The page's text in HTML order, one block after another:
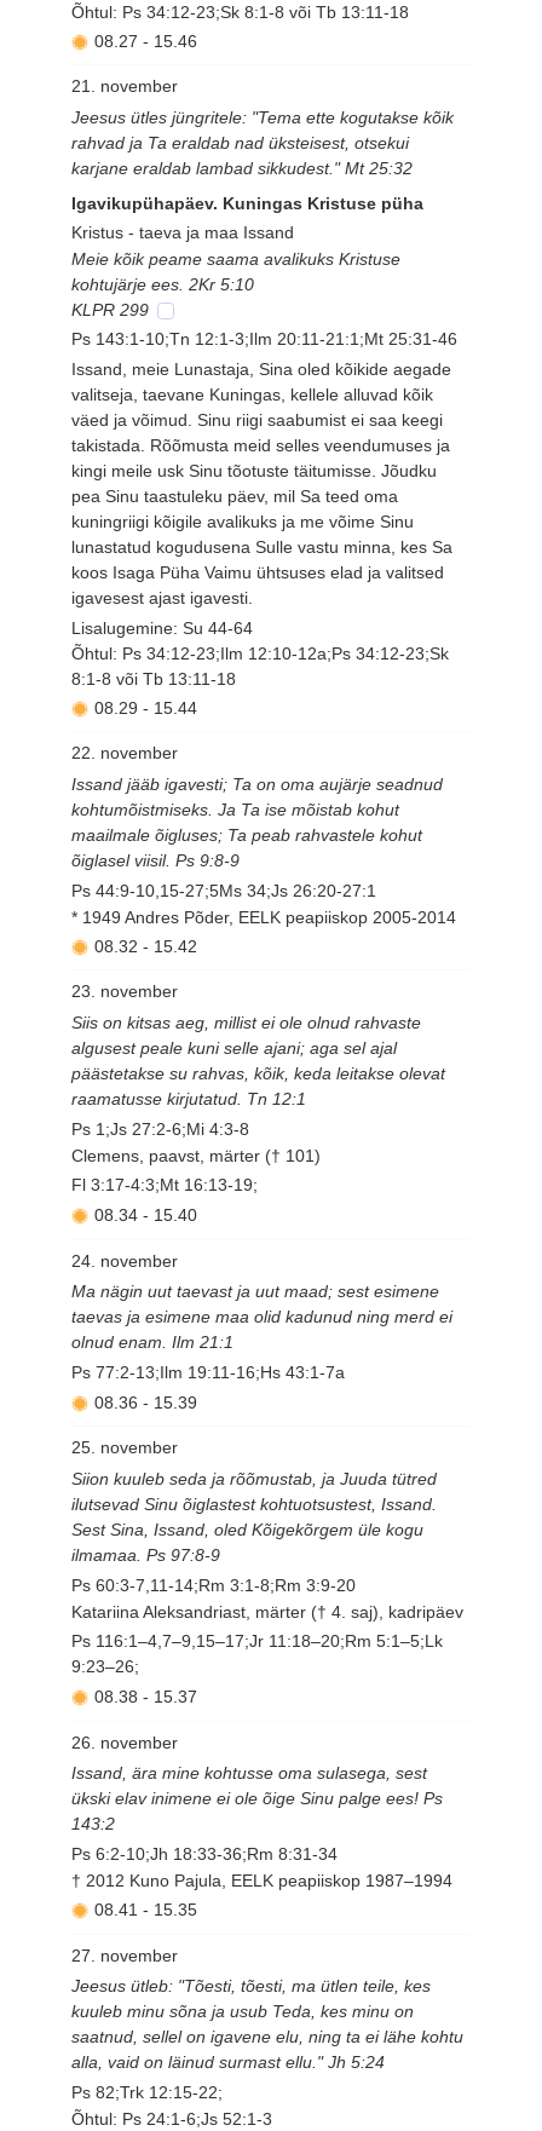
Õhtul: Ps 34:12-23;Sk 8:1-8 või Tb 13:11-18
08.27 - 15.46
21. november
Jeesus ütles jüngritele: "Tema ette kogutakse kõik
rahvad ja Ta eraldab nad üksteisest, otsekui
karjane eraldab lambad sikkudest." Mt 25:32
Igavikupühapäev. Kuningas Kristuse püha
Kristus - taeva ja maa Issand
Meie kõik peame saama avalikuks Kristuse
kohtujärje ees. 2Kr 5:10
KLPR 299
Ps 143:1-10;Tn 12:1-3;Ilm 20:11-21:1;Mt 25:31-46
Issand, meie Lunastaja, Sina oled kõikide aegade
valitseja, taevane Kuningas, kellele alluvad kõik
väed ja võimud. Sinu riigi saabumist ei saa keegi
takistada. Rõõmusta meid selles veendumuses ja
kingi meile usk Sinu tõotuste täitumisse. Jõudku
pea Sinu taastuleku päev, mil Sa teed oma
kuningriigi kõigile avalikuks ja me võime Sinu
lunastatud kogudusena Sulle vastu minna, kes Sa
koos Isaga Püha Vaimu ühtsuses elad ja valitsed
igavesest ajast igavesti.
Lisalugemine: Su 44-64
Õhtul: Ps 34:12-23;Ilm 12:10-12a;Ps 34:12-23;Sk
8:1-8 või Tb 13:11-18
08.29 - 15.44
22. november
Issand jääb igavesti; Ta on oma aujärje seadnud
kohtumõistmiseks. Ja Ta ise mõistab kohut
maailmale õigluses; Ta peab rahvastele kohut
õiglasel viisil. Ps 9:8-9
Ps 44:9-10,15-27;5Ms 34;Js 26:20-27:1
* 1949 Andres Põder, EELK peapiiskop 2005-2014
08.32 - 15.42
23. november
Siis on kitsas aeg, millist ei ole olnud rahvaste
algusest peale kuni selle ajani; aga sel ajal
päästetakse su rahvas, kõik, keda leitakse olevat
raamatusse kirjutatud. Tn 12:1
Ps 1;Js 27:2-6;Mi 4:3-8
Clemens, paavst, märter († 101)
Fl 3:17-4:3;Mt 16:13-19;
08.34 - 15.40
24. november
Ma nägin uut taevast ja uut maad; sest esimene
taevas ja esimene maa olid kadunud ning merd ei
olnud enam. Ilm 21:1
Ps 77:2-13;Ilm 19:11-16;Hs 43:1-7a
08.36 - 15.39
25. november
Siion kuuleb seda ja rõõmustab, ja Juuda tütred
ilutsevad Sinu õiglastest kohtuotsustest, Issand.
Sest Sina, Issand, oled Kõigekõrgem üle kogu
ilmamaa. Ps 97:8-9
Ps 60:3-7,11-14;Rm 3:1-8;Rm 3:9-20
Katariina Aleksandriast, märter († 4. saj), kadripäev
Ps 116:1–4,7–9,15–17;Jr 11:18–20;Rm 5:1–5;Lk
9:23–26;
08.38 - 15.37
26. november
Issand, ära mine kohtusse oma sulasega, sest
ükski elav inimene ei ole õige Sinu palge ees! Ps
143:2
Ps 6:2-10;Jh 18:33-36;Rm 8:31-34
† 2012 Kuno Pajula, EELK peapiiskop 1987–1994
08.41 - 15.35
27. november
Jeesus ütleb: "Tõesti, tõesti, ma ütlen teile, kes
kuuleb minu sõna ja usub Teda, kes minu on
saatnud, sellel on igavene elu, ning ta ei lähe kohtu
alla, vaid on läinud surmast ellu." Jh 5:24
Ps 82;Trk 12:15-22;
Õhtul: Ps 24:1-6;Js 52:1-3